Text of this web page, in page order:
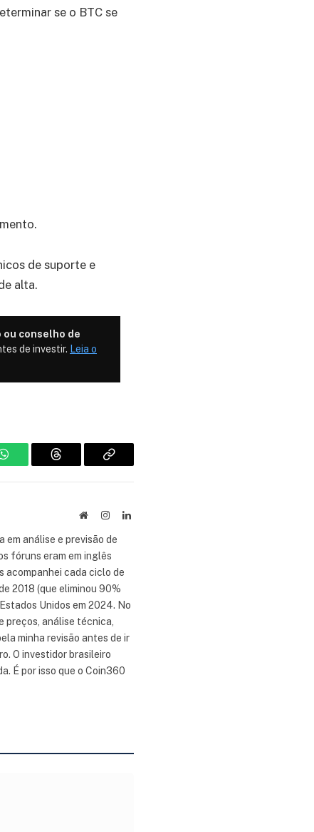
se o BTC se
de suporte e
alta.
conselho de
de investir. Leia o
WhatsAppThreads
Copiar
Site InstagramLinkedIn
análise e previsão de
fóruns eram em inglês
acompanhei cada ciclo de
2018 (que eliminou 90%
Unidos em 2024. No
preços, análise técnica,
minha revisão antes de ir
O investidor brasileiro
É por isso que o Coin360